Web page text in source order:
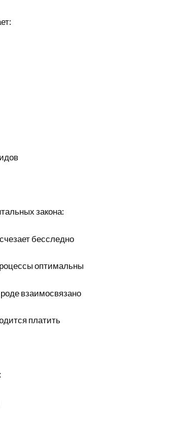
закона:
бесследно
оптимальны
взаимосвязано
платить